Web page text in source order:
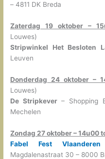
– 4811 DK Breda
Zaterdag 19 oktober –
Louwes)
Stripwinkel Het Besloten
Leuven
Donderdag 24 oktober –
Louwes)
De Stripkever– Shopping
Mechelen
Zondag 27 oktober – 14u00
Fabel Fest Vlaanderen
Magdalenastraat 30 – 8000